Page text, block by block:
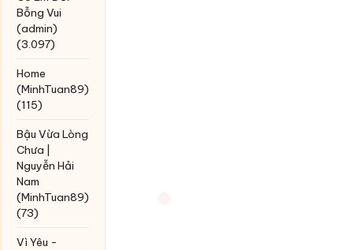
Bỗng Vui
(admin)
(3.097)
Home
(MinhTuan89)
(115)
Bậu Vừa Lòng
Chưa |
Nguyễn Hải
Nam
(MinhTuan89)
(73)
Vì Yêu -